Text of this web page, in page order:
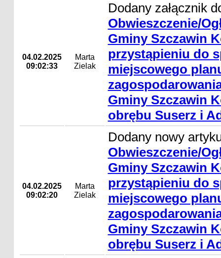
04.02.2025
09:02:33
Marta
Zielak
Dodany załącznik
Obwieszczenie/
Gminy Szczawin
przystąpieniu do
miejscowego
Gminy Szczawin
obrębu Suserz i
04.02.2025
09:02:20
Marta
Zielak
Dodany nowy
Obwieszczenie/
Gminy Szczawin
przystąpieniu do
miejscowego
Gminy Szczawin
obrębu Suserz i